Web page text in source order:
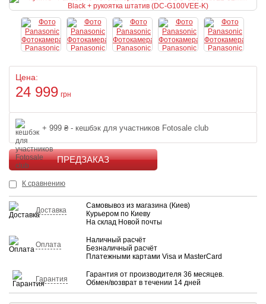
Цена:
24 999 грн
+ 999 ₴ - кешбэк для участников Fotosale club
К сравнению
Доставка
Самовывоз из магазина (Киев)
Курьером по Киеву
На склад Новой почты
Оплата
Наличный расчёт
Безналичный расчёт
Платежными картами Visa и MasterCard
Гарантия
Гарантия от производителя 36 месяцев.
Обмен/возврат в течении 14 дней